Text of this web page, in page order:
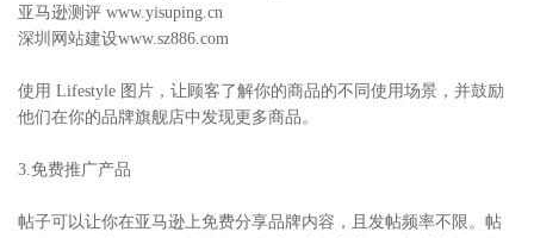
亚马逊测评 www.yisuping.cn
深圳网站建设www.sz886.com
使用 Lifestyle 图片，让顾客了解你的商品的不同使用场景，并鼓励
他们在你的品牌旗舰店中发现更多商品。
3.免费推广产品
帖子可以让你在亚马逊上免费分享品牌内容，且发帖频率不限。帖